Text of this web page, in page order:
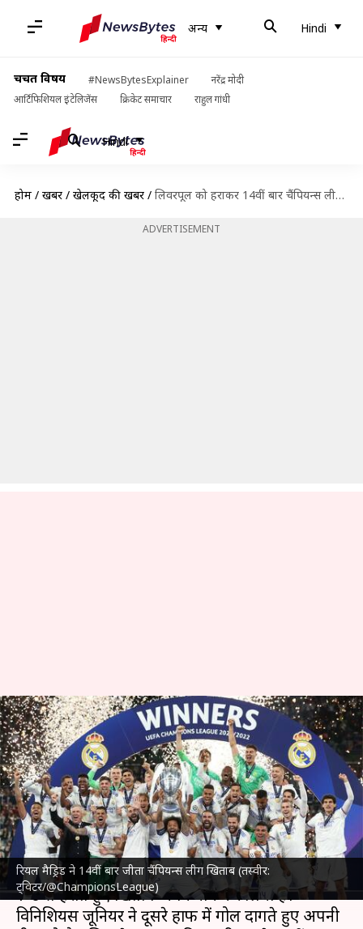
अन्य Hindi
चर्चित विषय #NewsBytesExplainer
नरेंद्र मोदी
आर्टिफिशियल इंटेलिजेंस
क्रिकेट समाचार राहुल गांधी
Hindi
होम / खबरें / खेलकूद की खबरें / लिवरपूल को हराकर 14वीं बार चैंपियन्स लीग विजेता बनी रियल मैड्रिड, बनाए ये रिकॉर्ड्स
ADVERTISEMENT
रियल मैड्रिड ने 14वीं बार जीता चैंपियन्स लीग खिताब (तस्वीर:
ट्विटर/@ChampionsLeague)
लिवरपूल को हराकर 14वीं बार
चैंपियन्स लीग विजेता बनी रियल
मैड्रिड, बनाए ये रिकॉर्ड्स
लेखन Neeraj Pandey May 29, 2022 09:40 am
क्या है खबर?
रियल मैड्रिड नेचैंपियन्स लीगके फाइनल में लिवरपूल को
1-0 से हराते हुए खिताब अपने नाम कर लिया है।
विनिशियस जूनियर ने दूसरे हाफ में गोल दागते हुए अपनी